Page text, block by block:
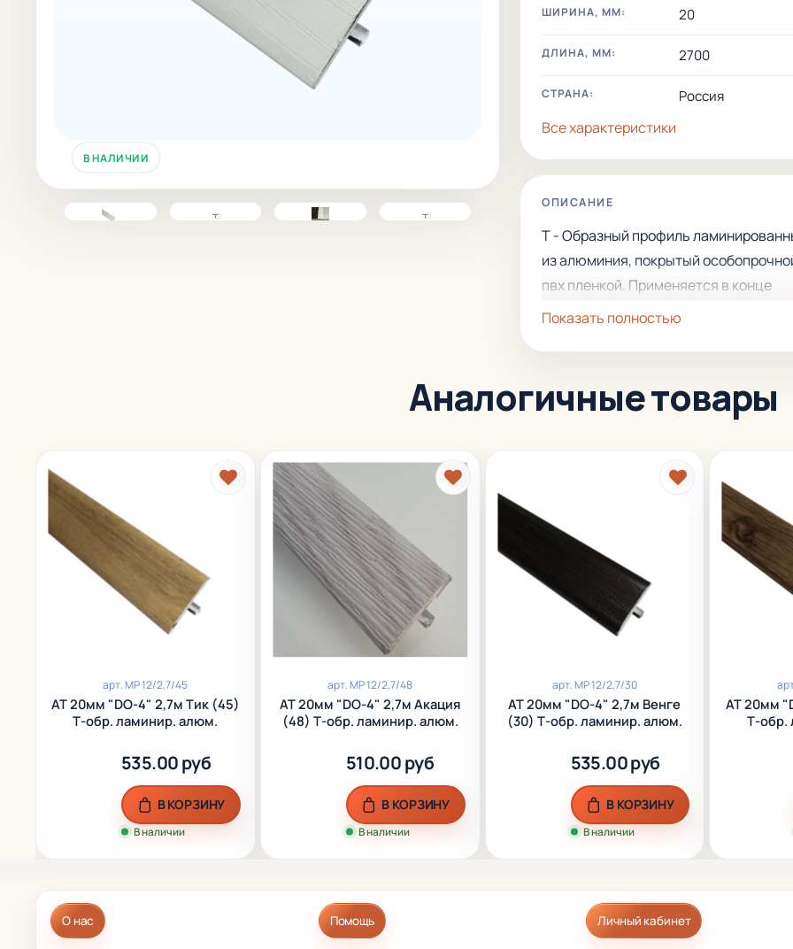
В НАЛИЧИИ
ШИРИНА, ММ: 20
ДЛИНА, ММ: 2700
СТРАНА: Россия
Все характеристики
ОПИСАНИЕ
Т - Образный профиль
из алюминия, покрытый
пвх пленкой. Применяется в конце
укладки двух полов одинакового
Показать полностью
Аналогичные товары
арт.МР 12/2,7/45
АТ 20мм "DO-4" 2,7м Тик (45)
Т-обр. ламинир. алюм.
535.00 руб
В наличии
В КОРЗИНУ
арт.МР 12/2,7/48
АТ 20мм "DO-4" 2,7м Акация
(48) Т-обр. ламинир. алюм.
510.00 руб
В наличии
В КОРЗИНУ
арт.МР 12/2,7/30
АТ 20мм "DO-4" 2,7м Венге
(30) Т-обр. ламинир. алюм.
535.00 руб
В наличии
В КОРЗИНУ
АТ 20мм
Т-обр.
О нас Помощь Личный кабинет